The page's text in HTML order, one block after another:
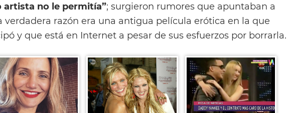
artista no le permitía”; surgieron rumores que apuntaban a
verdadera razón era una antigua película erótica en la que
y que está en Internet a pesar de sus esfuerzos por borrarla.